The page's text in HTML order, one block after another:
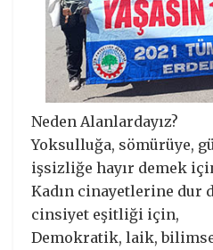
Neden Alanlardayız?
Yoksulluğa, sömürüye,
işsizliğe hayır demek
Kadın cinayetlerine dur
cinsiyet eşitliği için,
Demokratik, laik,